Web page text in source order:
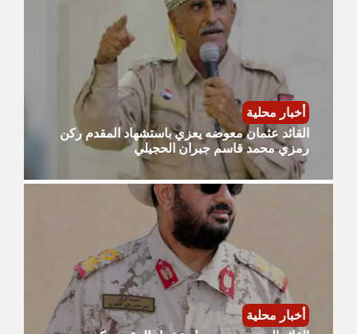
أخبار محلية
القائد عثمان معوضه يعزي باستشهاد المقدم ركن
رمزي محمد قاسم جبران الحجيلي
أخبار محلية